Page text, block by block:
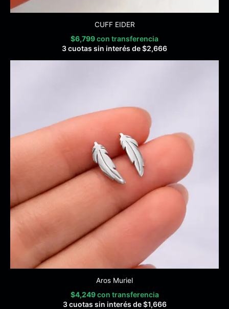
CUFF EIDER
$6,799con transferencia
3 cuotas sin interés de$2,666
Aros Muriel
$4,249 con transferencia
3 cuotas sin interés de$1,666